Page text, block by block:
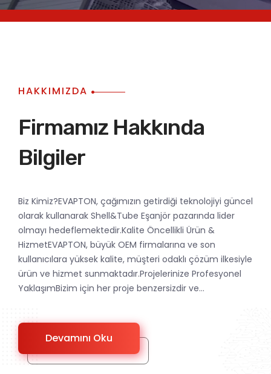
HAKKIMIZDA
Firmamız Hakkında
Bilgiler
Biz Kimiz?EVAPTON, çağımızın getirdiği teknolojiyi güncel
olarak kullanarak Shell&Tube Eşanjör pazarında lider
olmayı hedeflemektedir.Kalite Öncellikli Ürün &
HizmetEVAPTON, büyük OEM firmalarına ve son
kullanıcılara yüksek kalite, müşteri odaklı çözüm ilkesiyle
ürün ve hizmet sunmaktadır.Projelerinize Profesyonel
YaklaşımBizim için her proje benzersizdir ve...
Devamını Oku